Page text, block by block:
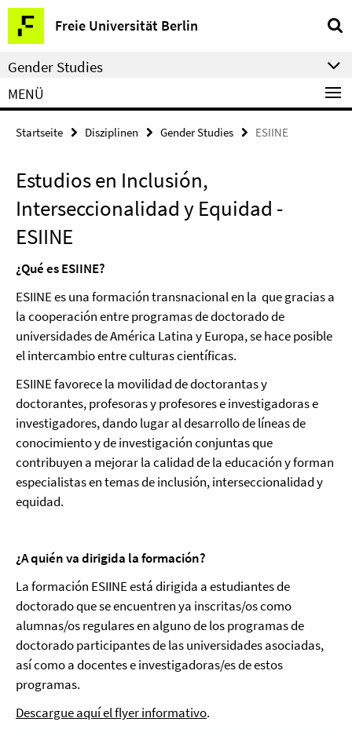
Springe
direkt
zu
Inhalt
Freie Universität Berlin
Service-
Navigation
Gender Studies
MENÜ
Startseite Disziplinen Gender Studies ESIINE
Estudios en Inclusión,
Interseccionalidad y Equidad -
ESIINE
¿Qué es ESIINE?
ESIINE es una formación transnacional en la que gracias a
la cooperación entre programas de doctorado de
universidades de América Latina y Europa, se hace posible
el intercambio entre culturas científicas.
ESIINE favorece la movilidad de doctorantas y
doctorantes, profesoras y profesores e investigadoras e
investigadores, dando lugar al desarrollo de líneas de
conocimiento y de investigación conjuntas que
contribuyen a mejorar la calidad de la educación y forman
especialistas en temas de inclusión, interseccionalidad y
equidad.
¿A quién va dirigida la formación?
La formación ESIINE está dirigida a estudiantes de
doctorado que se encuentren ya inscritas/os como
alumnas/os regulares en alguno de los programas de
doctorado participantes de las universidades asociadas,
así como a docentes e investigadoras/es de estos
programas.
Descargue aquí el flyer informativo.